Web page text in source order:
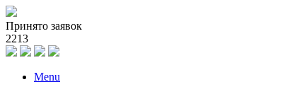
Принято заявок
2213
Menu